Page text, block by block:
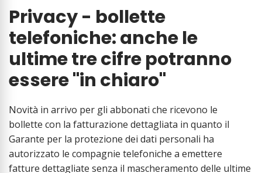
Privacy - bollette
telefoniche: anche le
ultime tre cifre potranno
essere "in chiaro"
Novità in arrivo per gli abbonati che ricevono le
bollette con la fatturazione dettagliata in quanto il
Garante per la protezione dei dati personali ha
autorizzato le compagnie telefoniche a emettere
fatture dettagliate senza il mascheramento delle ultime